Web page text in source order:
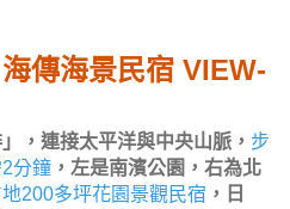
傳海景民宿 VIEW-
，連接太平洋與中央山脈， 步
分鐘 ，左是南濱公園，右為北
200多坪花園景觀民宿 ，日